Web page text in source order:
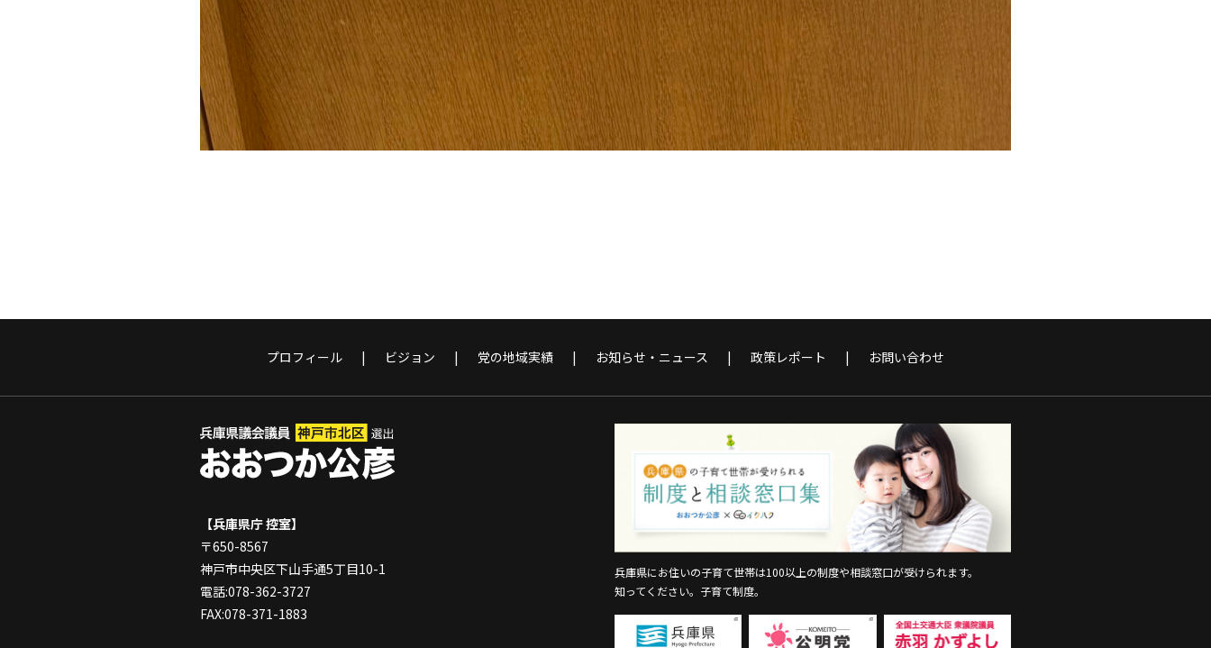
プロフィール ビジョン 党の地域実績 お知らせ・ニュース 政策レポート お問い合わせ
【兵庫県庁 控室】
〒650-8567
神戸市中央区下山手通5丁目10-1
電話:078-362-3727
FAX:078-371-1883
兵庫県にお住いの子育て世帯は100以上の制度や相談窓口が受けられます。
知ってください。子育て制度。